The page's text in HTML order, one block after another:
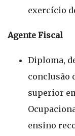
exercício
Agente Fiscal
Diploma,
conclusão
superior
ensino